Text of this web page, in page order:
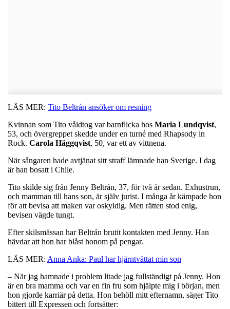
LÄS MER: Tito Beltrán ansöker om resning
Kvinnan som Tito våldtog var barnflicka hos Maria Lundqvist,
53, och övergreppet skedde under en turné med Rhapsody in
Rock. Carola Häggqvist, 50, var ett av vittnena.
När sångaren hade avtjänat sitt straff lämnade han Sverige. I dag
är han bosatt i Chile.
Tito skilde sig från Jenny Beltrán, 37, för två år sedan. Exhustrun,
och mamman till hans son, är själv jurist. I många år kämpade hon
för att bevisa att maken var oskyldig. Men rätten stod enig,
bevisen vägde tungt.
Efter skilsmässan har Beltrán brutit kontakten med Jenny. Han
hävdar att hon har blåst honom på pengar.
LÄS MER: Anna Anka: Paul har hjärntvättat min son
– När jag hamnade i problem litade jag fullständigt på Jenny. Hon
är en bra mamma och var en fin fru som hjälpte mig i början, men
hon gjorde karriär på detta. Hon behöll mitt efternamn, säger Tito
bittert till Expressen och fortsätter: